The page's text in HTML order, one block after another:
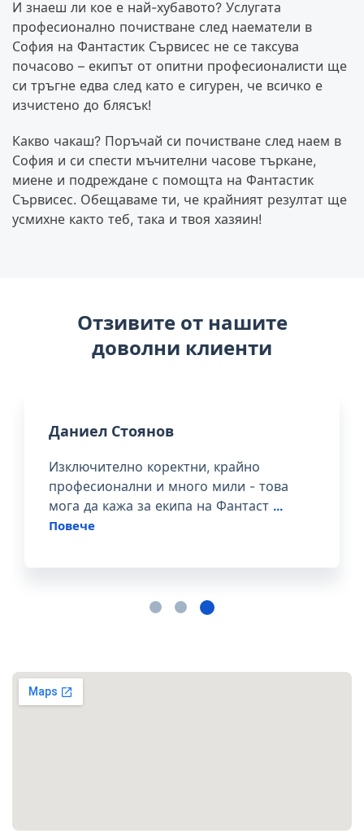
И знаеш ли кое е най-хубавото? Услугата
професионално почистване след наематели в
София на Фантастик Сървисес не се таксува
почасово – екипът от опитни професионалисти ще
си тръгне едва след като е сигурен, че всичко е
изчистено до блясък!
Какво чакаш? Поръчай си почистване след наем в
София и си спести мъчителни часове търкане,
миене и подреждане с помощта на Фантастик
Сървисес. Обещаваме ти, че крайният резултат ще
усмихне както теб, така и твоя хазяин!
Отзивите от нашите
доволни клиенти
Даниел Стоянов
Изключително коректни, крайно
професионални и много мили - това
мога да кажа за екипа на Фантаст ...
Повече